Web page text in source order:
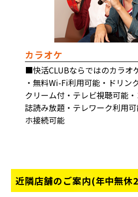
カラオケ
■快活CLUBならではのカラオ
・無料Wi-Fi利用可能・ドリン
クリーム付・テレビ視聴可能
誌読み放題・テレワーク利用
ホ接続可能
近隣店舗のご案内(年中無休